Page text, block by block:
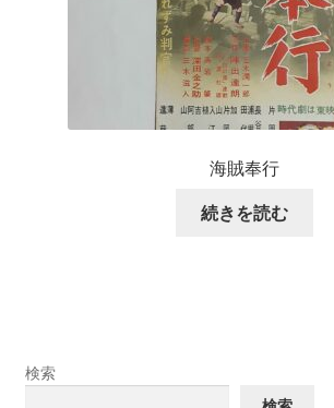
海賊奉行
続きを読む
検索